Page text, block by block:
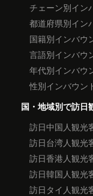
チェーン別イン
都道府県別イン
国籍別インバウ
言語別インバウ
年代別インバウ
性別インバウン
国・地域別で訪日
訪日中国人観光
訪日台湾人観光
訪日香港人観光
訪日韓国人観光
訪日タイ人観光